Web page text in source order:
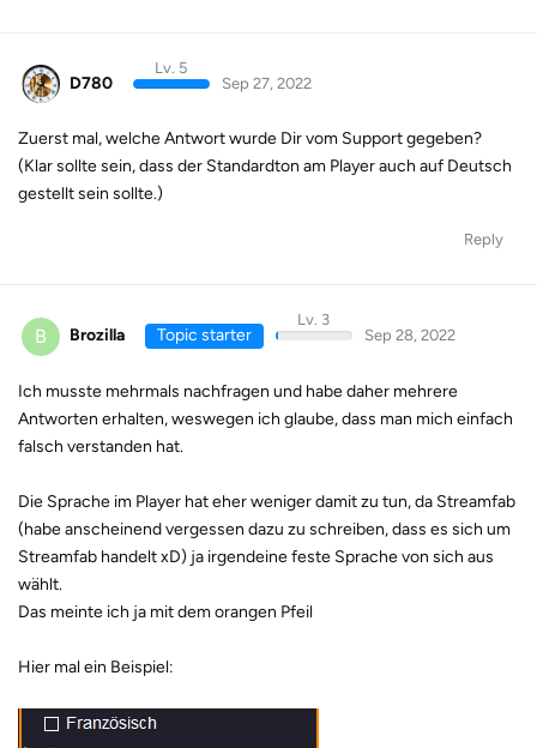
D780
Lv. 5
Sep 27, 2022
Zuerst mal, welche Antwort wurde Dir vom Support gegeben?
(Klar sollte sein, dass der Standardton am Player auch auf Deutsch
gestellt sein sollte.)
Reply
B Brozilla Topic starter
Lv. 3
Sep 28, 2022
Ich musste mehrmals nachfragen und habe daher mehrere
Antworten erhalten, weswegen ich glaube, dass man mich einfach
falsch verstanden hat.
Die Sprache im Player hat eher weniger damit zu tun, da Streamfab
(habe anscheinend vergessen dazu zu schreiben, dass es sich um
Streamfab handelt xD) ja irgendeine feste Sprache von sich aus
wählt.
Das meinte ich ja mit dem orangen Pfeil
Hier mal ein Beispiel: